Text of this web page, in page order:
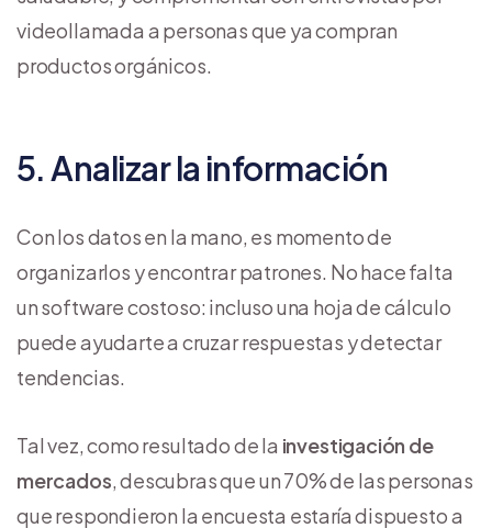
videollamada a personas que ya compran
productos orgánicos.
5. Analizar la información
Con los datos en la mano, es momento de
organizarlos y encontrar patrones. No hace falta
un software costoso: incluso una hoja de cálculo
puede ayudarte a cruzar respuestas y detectar
tendencias.
Tal vez, como resultado de la investigación de
mercados, descubras que un 70% de las personas
que respondieron la encuesta estaría dispuesto a